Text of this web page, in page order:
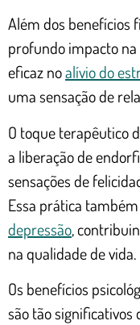
Além dos benefícios
profundo impacto na
eficaz noalívio do
uma sensação de
O toque terapêutico
a liberação de
sensações de
Essa prática
depressão,
na qualidade de vida.
Os benefícios
são tão significativos